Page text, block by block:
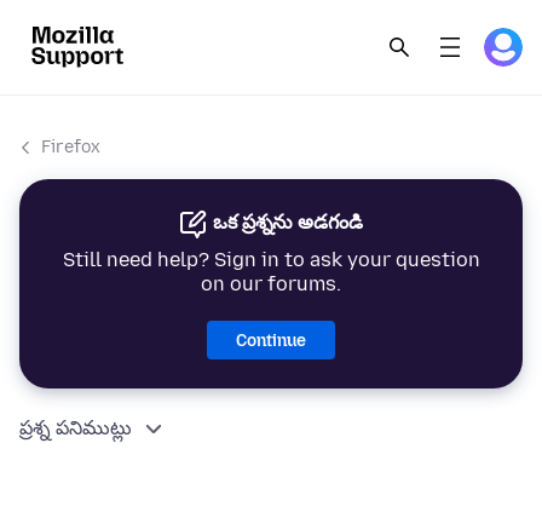
Firefox
ఒక ప్రశ్నను అడగండి
Still need help? Sign in to ask your question
on our forums.
Continue
ప్రశ్న పనిముట్లు